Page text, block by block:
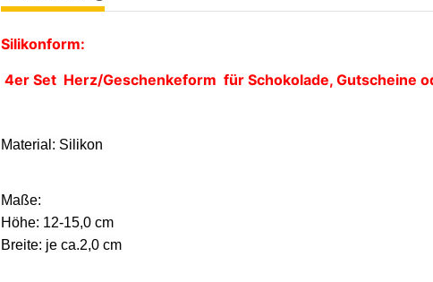
Silikonform:
4er Set Herz/Geschenkeform für Schokolade, Gutscheine
Material: Silikon
Maße:
Höhe: 12-15,0 cm
Breite: je ca.2,0 cm